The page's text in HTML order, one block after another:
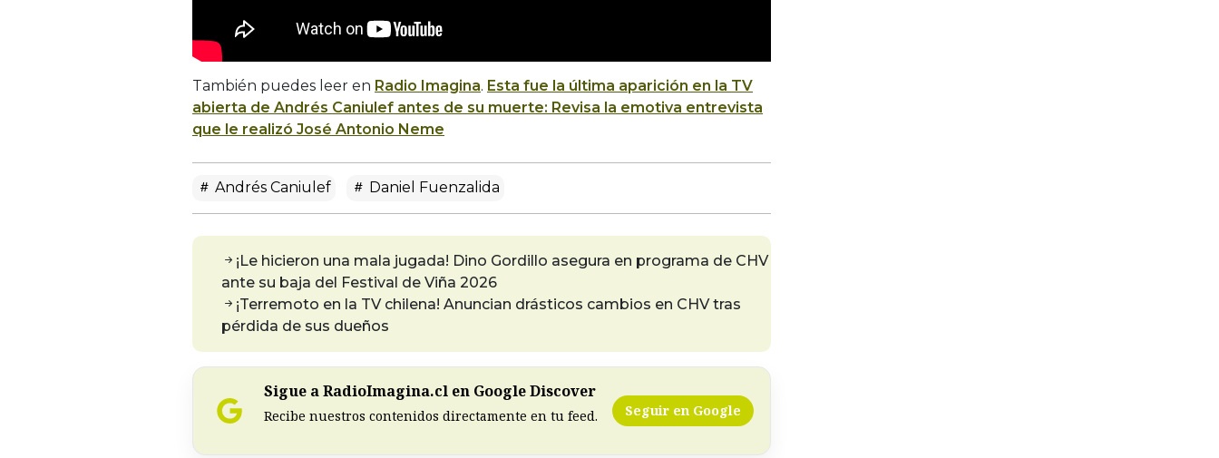
También puedes leer en Radio Imagina. Esta fue la última aparición en la TV
abierta de Andrés Caniulef antes de su muerte: Revisa la emotiva entrevista
que le realizó José Antonio Neme
Andrés Caniulef Daniel Fuenzalida
¡Le hicieron una mala jugada! Dino Gordillo asegura en programa de CHV
ante su baja del Festival de Viña 2026
¡Terremoto en la TV chilena! Anuncian drásticos cambios en CHV tras
pérdida de sus dueños
Sigue a RadioImagina.cl en Google Discover
Recibe nuestros contenidos directamente en tu feed. Seguir en Google